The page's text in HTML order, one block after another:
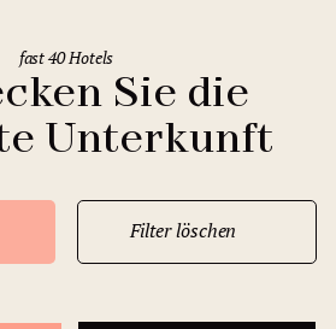
Sie die
Unterkunft
fast 40 Hotels
Filter löschen